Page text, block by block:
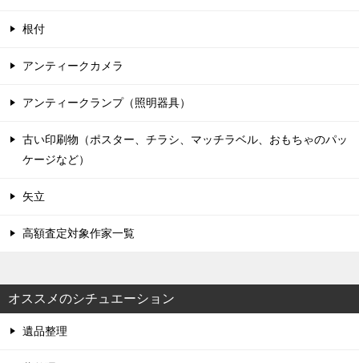
根付
アンティークカメラ
アンティークランプ（照明器具）
古い印刷物（ポスター、チラシ、マッチラベル、おもちゃのパッ
ケージなど）
矢立
高額査定対象作家一覧
オススメのシチュエーション
遺品整理